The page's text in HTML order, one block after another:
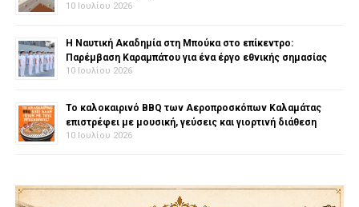
10 Ιουλίου 2026
Η Ναυτική Ακαδημία στη Μπούκα στο επίκεντρο:
Παρέμβαση Καραμπάτου για ένα έργο εθνικής σημασίας
10 Ιουλίου 2026
Το καλοκαιρινό BBQ των Αεροπροσκόπων Καλαμάτας
επιστρέφει με μουσική, γεύσεις και γιορτινή διάθεση
10 Ιουλίου 2026